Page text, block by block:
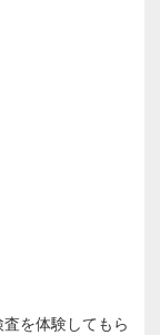
を体験してもら